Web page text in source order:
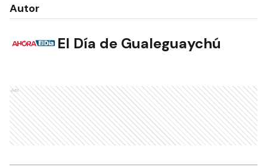
Autor
El Día de Gualeguaychú
Ads